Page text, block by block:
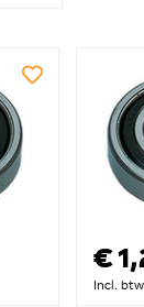
€
Incl. btw